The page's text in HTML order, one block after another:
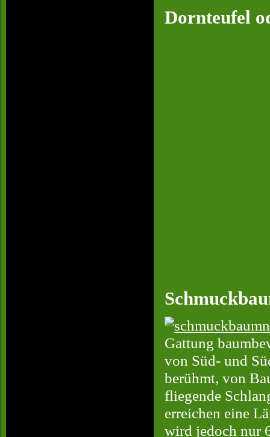
Dornteufel
Gattung
von Süd- und
berühmt, von
fliegende
erreichen eine
wird jedoch nur